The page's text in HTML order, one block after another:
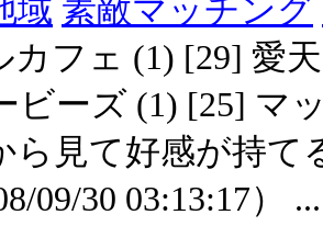
域 素敵マッチング
カフェ (1) [29] 愛
ビーズ (1) [25] マ
ら見て好感が持
09/30 03:13:17） ...